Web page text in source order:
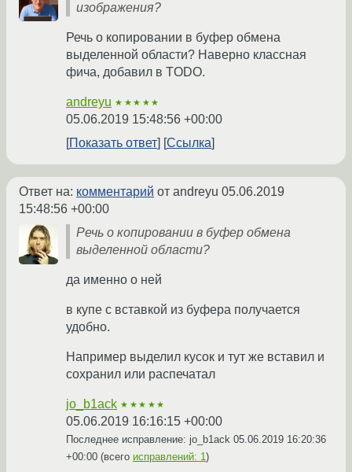
изображения?
Речь о копировании в буфер обмена
выделенной области? Наверно классная
фича, добавил в TODO.
andreyu ★★★★★
05.06.2019 15:48:56 +00:00
Показать ответ
Ссылка
Ответ на: комментарий от andreyu 05.06.2019
15:48:56 +00:00
Речь о копировании в буфер обмена
выделенной области?
да именно о ней
в купе с вставкой из буфера получается
удобно.
Например выделил кусок и тут же вставил и
сохранил или распечатал
jo_b1ack ★★★★★
05.06.2019 16:16:15 +00:00
Последнее исправление: jo_b1ack 05.06.2019 16:20:36
+00:00 (всего исправлений: 1)